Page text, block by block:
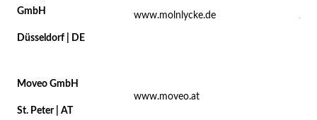
GmbH
Düsseldorf | DE
www.molnlycke.de
Moveo GmbH
St. Peter | AT
www.moveo.at